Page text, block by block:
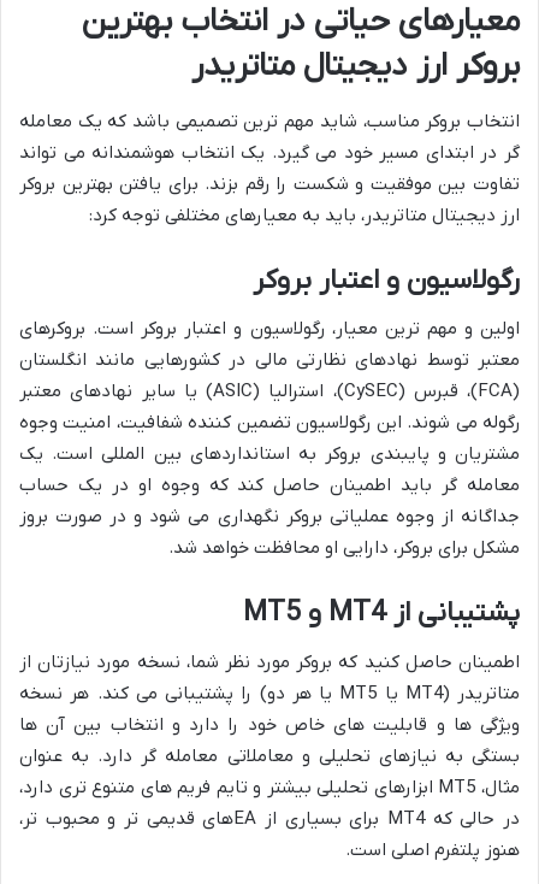
معیارهای حیاتی در انتخاب بهترین
بروکر ارز دیجیتال متاتریدر
انتخاب بروکر مناسب، شاید مهم ترین تصمیمی باشد که یک معامله
گر در ابتدای مسیر خود می گیرد. یک انتخاب هوشمندانه می تواند
تفاوت بین موفقیت و شکست را رقم بزند. برای یافتن بهترین بروکر
ارز دیجیتال متاتریدر، باید به معیارهای مختلفی توجه کرد:
رگولاسیون و اعتبار بروکر
اولین و مهم ترین معیار، رگولاسیون و اعتبار بروکر است. بروکرهای
معتبر توسط نهادهای نظارتی مالی در کشورهایی مانند انگلستان
(FCA)، قبرس (CySEC)، استرالیا (ASIC) یا سایر نهادهای معتبر
رگوله می شوند. این رگولاسیون تضمین کننده شفافیت، امنیت وجوه
مشتریان و پایبندی بروکر به استانداردهای بین المللی است. یک
معامله گر باید اطمینان حاصل کند که وجوه او در یک حساب
جداگانه از وجوه عملیاتی بروکر نگهداری می شود و در صورت بروز
مشکل برای بروکر، دارایی او محافظت خواهد شد.
پشتیبانی از MT4 و MT5
اطمینان حاصل کنید که بروکر مورد نظر شما، نسخه مورد نیازتان از
متاتریدر (MT4 یا MT5 یا هر دو) را پشتیبانی می کند. هر نسخه
ویژگی ها و قابلیت های خاص خود را دارد و انتخاب بین آن ها
بستگی به نیازهای تحلیلی و معاملاتی معامله گر دارد. به عنوان
مثال، MT5 ابزارهای تحلیلی بیشتر و تایم فریم های متنوع تری دارد،
در حالی که MT4 برای بسیاری از EAهای قدیمی تر و محبوب تر،
هنوز پلتفرم اصلی است.